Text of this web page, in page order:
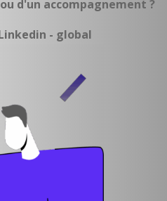
d'un accompagnement ?
- global